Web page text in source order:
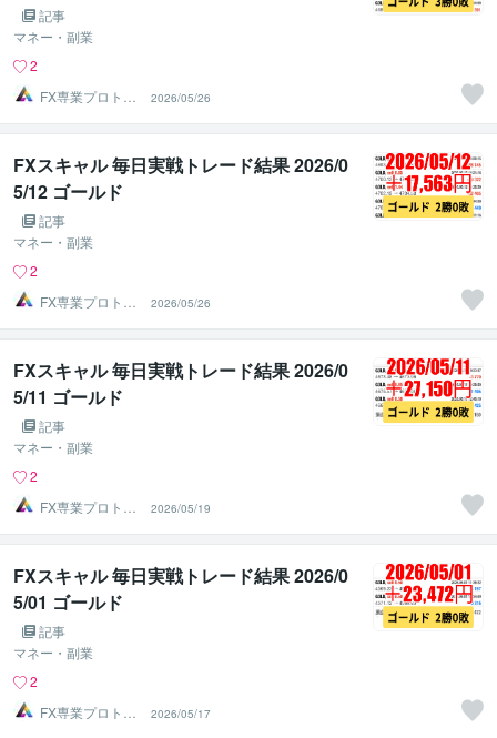
記事
マネー・副業
2
FX専業プロトレ
ーダーのAチーム
2026/05/26
FXスキャル 毎日実戦トレード結果 2026/0
5/12 ゴールド
記事
マネー・副業
2
FX専業プロトレ
ーダーのAチーム
2026/05/26
FXスキャル 毎日実戦トレード結果 2026/0
5/11 ゴールド
記事
マネー・副業
2
FX専業プロトレ
ーダーのAチーム
2026/05/19
FXスキャル 毎日実戦トレード結果 2026/0
5/01 ゴールド
記事
マネー・副業
2
FX専業プロトレ
ーダーのAチーム
2026/05/17